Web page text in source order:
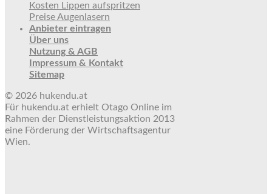
Kosten Lippen aufspritzen
Preise Augenlasern
Anbieter eintragen
Über uns
Nutzung & AGB
Impressum & Kontakt
Sitemap
© 2026 hukendu.at
Für hukendu.at erhielt Otago Online im
Rahmen der Dienstleistungsaktion 2013
eine Förderung der Wirtschaftsagentur
Wien.